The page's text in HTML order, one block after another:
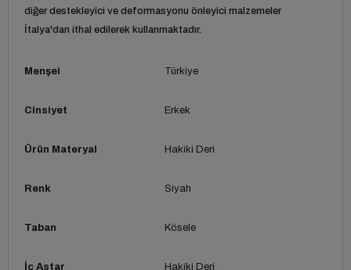
diğer destekleyici ve deformasyonu önleyici malzemeler
İtalya'dan ithal edilerek kullanmaktadır.
Menşei Türkiye
Cinsiyet Erkek
Ürün Materyal Hakiki Deri
Renk Siyah
Taban Kösele
İç Astar Hakiki Deri